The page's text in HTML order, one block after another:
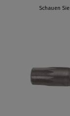
Schauen